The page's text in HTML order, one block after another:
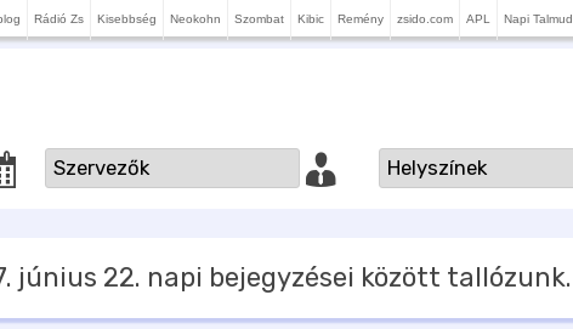
Rádió Zs Kisebbség Neokohn Szombat Kibic Remény zsido.com APL Napi Talmud
június 22. napi bejegyzései között tallózunk.